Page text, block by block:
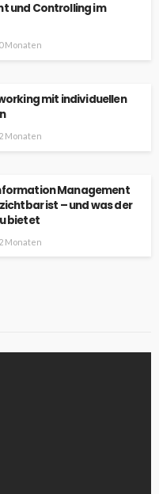
und Controlling im
Monaten
mit individuellen
Monaten
Management
ist – und was der
bietet
Monaten